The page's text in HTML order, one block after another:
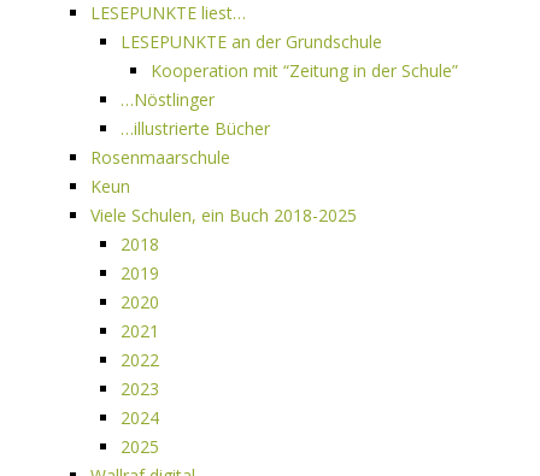
LESEPUNKTE liest…
LESEPUNKTE an der Grundschule
Kooperation mit “Zeitung in der Schule”
…Nöstlinger
…illustrierte Bücher
Rosenmaarschule
Keun
Viele Schulen, ein Buch 2018-2025
2018
2019
2020
2021
2022
2023
2024
2025